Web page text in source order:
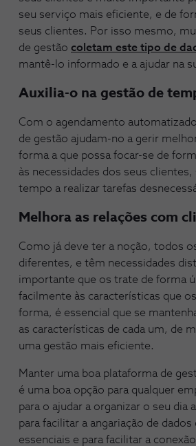
seu serviço mais eficiente, e de
seus clientes. Por isso mesmo,
de gestão coletam este tipo de
mantê-lo informado e a ajudar na
Auxilia-o na gestão de
Com o agendamento
de gestão ajudam-no a gerir
forma a que possa focar-se de
às necessidades dos seus clientes,
tempo a realizar tarefas
Melhora as relações com
Como já deve ter a noção, todos
diferentes, e têm necessidades
importante que os trate de forma
facilmente às características que
forma, é essencial que se
as características de cada um, de
uma gestão mais eficiente.
Manter uma boa plataforma de
é uma boa opção para qualquer
para o ajudar a organizar o seu dia
para facilitar a angariação de dados
essenciais e para facilitar a